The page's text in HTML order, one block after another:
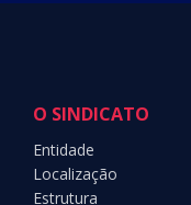
O SINDICATO
Entidade
Localização
Estrutura